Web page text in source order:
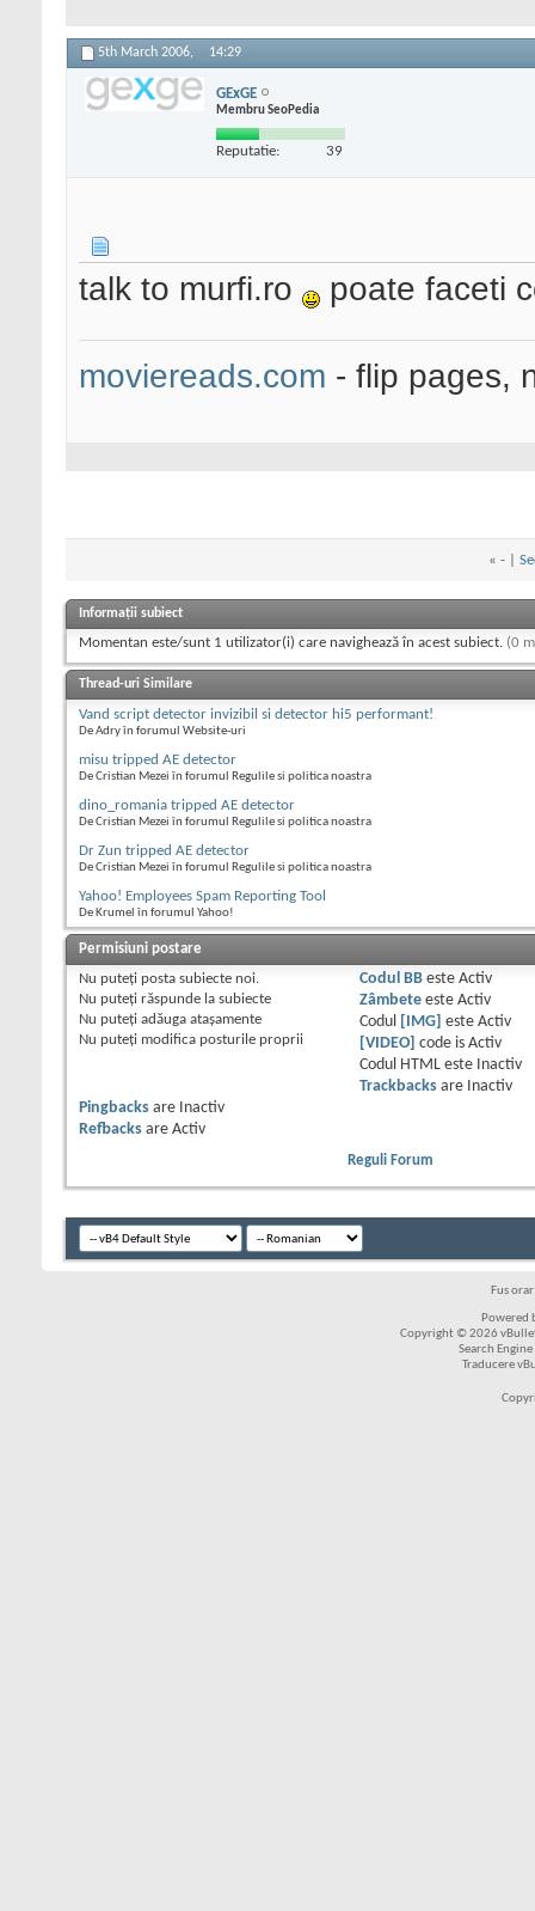
5th March 2006, 14:29
GExGE
Membru SeoPedia
Reputatie: 39
talk to murfi.ro poate faceti
moviereads.com - flip pages,
« - |
Informații subiect
Momentan este/sunt 1 utilizator(i) care navighează în acest subiect. (0
Thread-uri Similare
Vand script detector invizibil si detector hi5 performant!
De Adry în forumul Website-uri
misu tripped AE detector
De Cristian Mezei în forumul Regulile si politica noastra
dino_romania tripped AE detector
De Cristian Mezei în forumul Regulile si politica noastra
Dr Zun tripped AE detector
De Cristian Mezei în forumul Regulile si politica noastra
Yahoo! Employees Spam Reporting Tool
De Krumel în forumul Yahoo!
Permisiuni postare
Nu puteţi posta subiecte noi.
Nu puteţi răspunde la subiecte
Nu puteţi adăuga ataşamente
Nu puteţi modifica posturile proprii
Codul BBeste Activ
Zâmbeteeste Activ
Codul
[IMG] este Activ
[VIDEO]
code is Activ
Codul HTML este
Inactiv
Trackbacksare
Inactiv
Pingbacks are
Inactiv
Refbacks are Activ
Reguli Forum
Fus
Powered
Copyright © 2026
Search
Traducere